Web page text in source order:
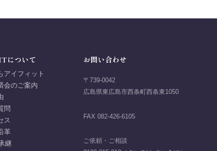
について
アイフィット
会のご案内
問
ス
革
継
お問い合わせ
〒739-0042
広島県東広島市西条町西条東1050
FAX 082-426-6105
ご依頼・ご相談